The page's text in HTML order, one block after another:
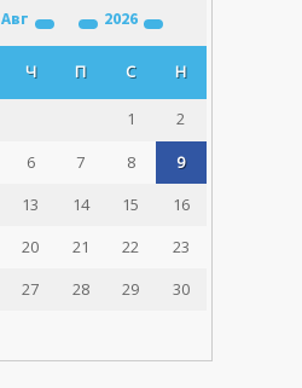
Авг 2026
Ч П С Н
1
2
6 7 8
9
13 14 15
16
20 21 22
23
27 28 29
30